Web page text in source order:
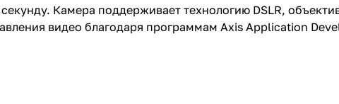
Камера поддерживает технологию DSLR,
видео благодаря программам Axis Application